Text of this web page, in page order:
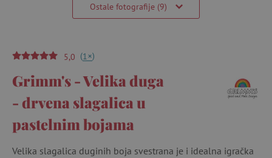
Ostale fotografije (9)
5,0 (1+)
Grimm's - Velika duga
- drvena slagalica u
pastelnim bojama
Velika slagalica duginih boja svestrana je i idealna igračka